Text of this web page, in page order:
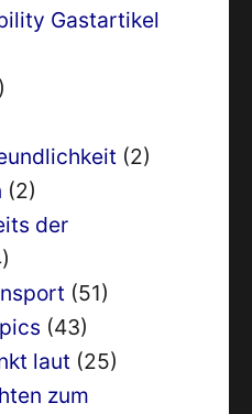
Gastartikel
(2)
(2)
der
(51)
(43)
laut (25)
zum